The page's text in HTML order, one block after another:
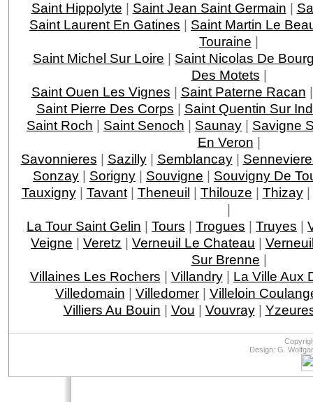
Saint Hippolyte | Saint Jean Saint Germain |
Saint Laurent En Gatines | Saint Martin Le
Touraine |
Saint Michel Sur Loire | Saint Nicolas De
Des Motets |
Saint Ouen Les Vignes | Saint Paterne Racan
Saint Pierre Des Corps | Saint Quentin Sur
Saint Roch | Saint Senoch | Saunay | Savigne
En Veron |
Savonnieres | Sazilly| Semblancay|
Sonzay | Sorigny | Souvigne | Souvigny De
Tauxigny| Tavant| Theneuil | Thilouze | Thizay|
|
La Tour Saint Gelin | Tours | Trogues | Truyes |
Veigne | Veretz | Verneuil Le Chateau |
Sur Brenne |
Villaines Les Rochers | Villandry| La Ville Aux
Villedomain | Villedomer| Villeloin
Villiers Au Bouin | Vou | Vouvray|
Design: G.